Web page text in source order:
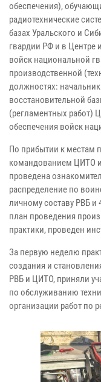
обеспечения),
радиотехнические
базах Уральского и
гвардии РФ и в Центре
войск национальной
производственной
должностях:
восстановительной
(регламентных работ)
обеспечения войск
По прибытии к местам
командованием ЦИТО и
проведена
распределение по
личному составу РВБ и
план проведения
практики, проведен
За первую неделю
создания и
РВБ и ЦИТО, приняли
по обслуживанию
организации работ по